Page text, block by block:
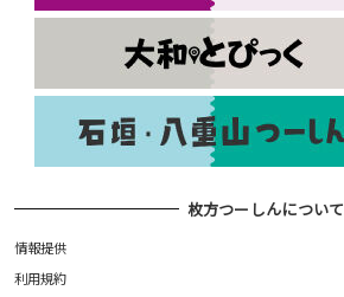
枚方つーしんについて
情報提供
利用規約